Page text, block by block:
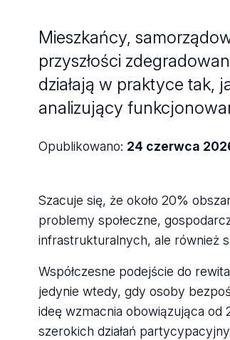
Mieszkańcy,
przyszłości
działają w praktyce tak,
analizujący
Opublikowano: 24 czerwca
Szacuje się, że około 20%
problemy społeczne,
infrastrukturalnych, ale również
Współczesne podejście do
jedynie wtedy, gdy osoby
ideę wzmacnia obowiązująca od
szerokich działań